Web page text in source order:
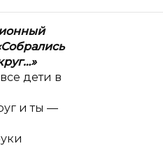
дети в
и ты —